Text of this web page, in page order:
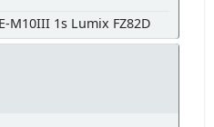
M10III 1s Lumix FZ82D